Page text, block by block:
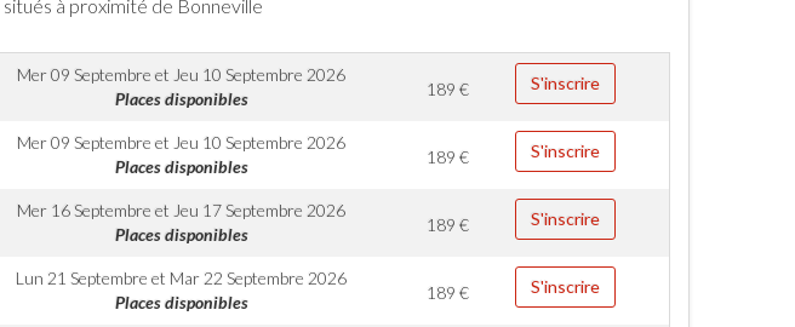
à proximité de Bonneville
Mer 09 Septembre et Jeu 10 Septembre 2026
Places disponibles
189€ S'inscrire
Mer 09 Septembre et Jeu 10 Septembre 2026
Places disponibles
189€ S'inscrire
Mer 16 Septembre et Jeu 17 Septembre 2026
Places disponibles
189€ S'inscrire
Lun 21 Septembre et Mar 22 Septembre 2026
Places disponibles
189€ S'inscrire